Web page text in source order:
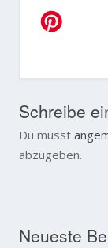
Schreibe
Du musst
abzugeben.
Neueste